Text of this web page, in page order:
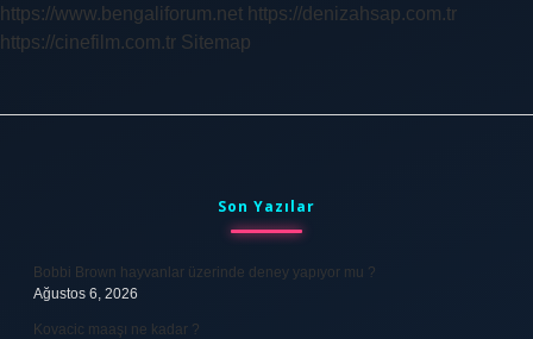
https://www.bengaliforum.net https://denizahsap.com.tr
https://cinefilm.com.tr Sitemap
Son Yazılar
Bobbi Brown hayvanlar üzerinde deney yapıyor mu ?
Ağustos 6, 2026
Kovacic maaşı ne kadar ?